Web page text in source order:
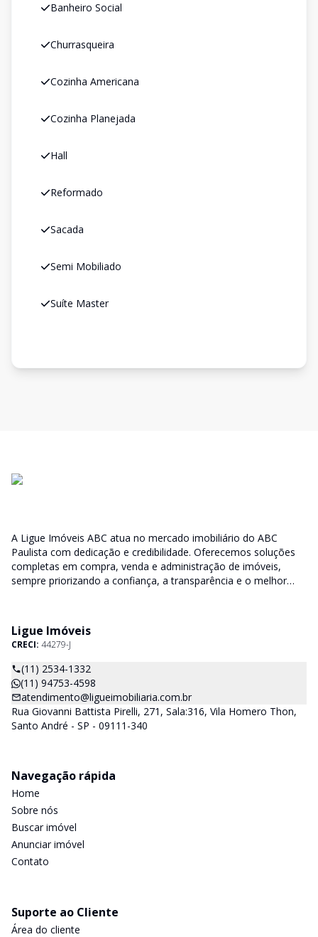
Banheiro Social
Churrasqueira
Cozinha Americana
Cozinha Planejada
Hall
Reformado
Sacada
Semi Mobiliado
Suíte Master
A Ligue Imóveis ABC atua no mercado imobiliário do ABC
Paulista com dedicação e credibilidade. Oferecemos soluções
completas em compra, venda e administração de imóveis,
sempre priorizando a confiança, a transparência e o melhor
Ligue Imóveis
CRECI: 44279-J
(11) 2534-1332
(11) 94753-4598
atendimento@ligueimobiliaria.com.br
Rua Giovanni Battista Pirelli, 271, Sala:316, Vila Homero Thon,
Santo André - SP - 09111-340
Navegação rápida
Home
Sobre nós
Buscar imóvel
Anunciar imóvel
Contato
Suporte ao Cliente
Área do cliente